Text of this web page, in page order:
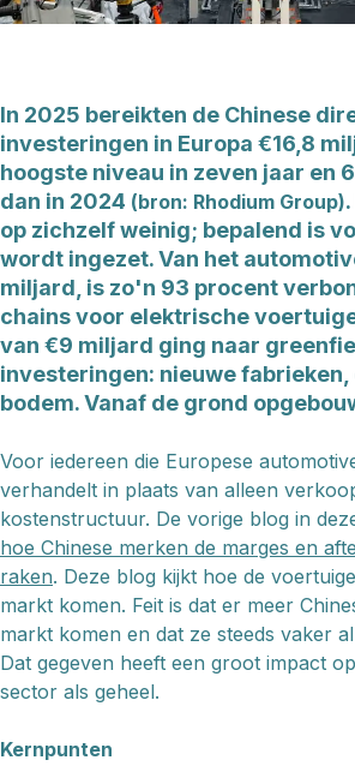
In 2025 bereikten de Chinese
investeringen in Europa €16,8
hoogste niveau in zeven jaar en
dan in 2024 (bron: Rhodium Group)
op zichzelf weinig; bepalend is
wordt ingezet. Van het
miljard, is zo'n 93 procent
chains voor elektrische
van €9 miljard ging naar
investeringen: nieuwe fabrieken,
bodem. Vanaf de grond
Voor iedereen die Europese
verhandelt in plaats van alleen
kostenstructuur. De vorige blog in
hoe Chinese merken de marges en
raken. Deze blog kijkt hoe de
markt komen. Feit is dat er meer
markt komen en dat ze steeds vaker
Dat gegeven heeft een groot impact
sector als geheel.
Kernpunten